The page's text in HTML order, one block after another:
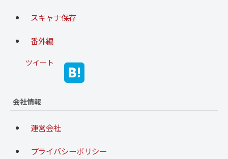
スキャナ保存
番外編
ツイート
会社情報
運営会社
プライバシーポリシー